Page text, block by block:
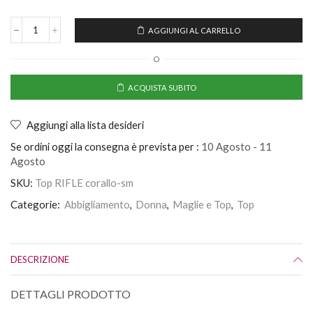
AGGIUNGI AL CARRELLO
O
ACQUISTA SUBITO
Aggiungi alla lista desideri
Se ordini oggi la consegna è prevista per : 10 Agosto - 11
Agosto
SKU: Top RIFLE corallo-sm
Categorie: Abbigliamento, Donna, Maglie e Top, Top
DESCRIZIONE
DETTAGLI PRODOTTO